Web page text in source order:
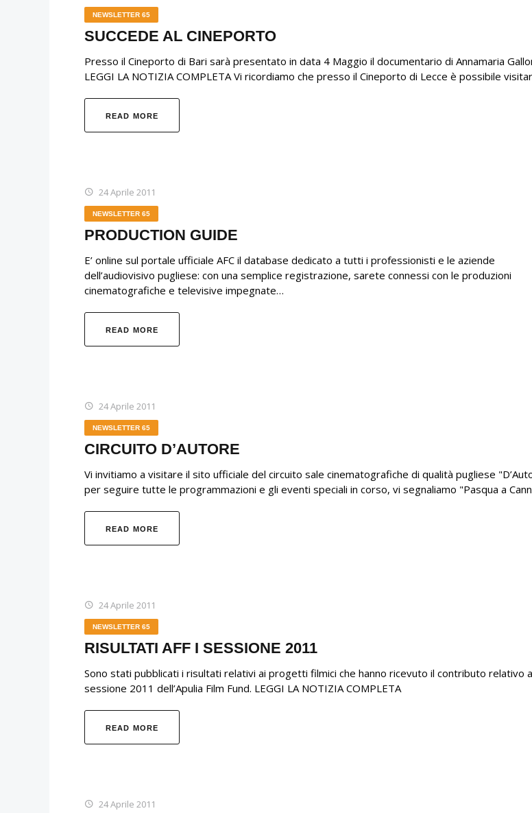
NEWSLETTER 65
SUCCEDE AL CINEPORTO
Presso il Cineporto di Bari sarà presentato in data 4 Maggio il documentario di Annamaria
LEGGI LA NOTIZIA COMPLETA Vi ricordiamo che presso il Cineporto di Lecce è possibile
READ MORE
24 Aprile 2011
NEWSLETTER 65
PRODUCTION GUIDE
E’ online sul portale ufficiale AFC il database dedicato a tutti i professionisti e le aziende
dell’audiovisivo pugliese: con una semplice registrazione, sarete connessi con le produzioni
cinematografiche e televisive impegnate…
READ MORE
24 Aprile 2011
NEWSLETTER 65
CIRCUITO D’AUTORE
Vi invitiamo a visitare il sito ufficiale del circuito sale cinematografiche di qualità pugliese
per seguire tutte le programmazioni e gli eventi speciali in corso, vi segnaliamo "Pasqua a
READ MORE
24 Aprile 2011
NEWSLETTER 65
RISULTATI AFF I SESSIONE 2011
Sono stati pubblicati i risultati relativi ai progetti filmici che hanno ricevuto il contributo relativo
sessione 2011 dell’Apulia Film Fund. LEGGI LA NOTIZIA COMPLETA
READ MORE
24 Aprile 2011